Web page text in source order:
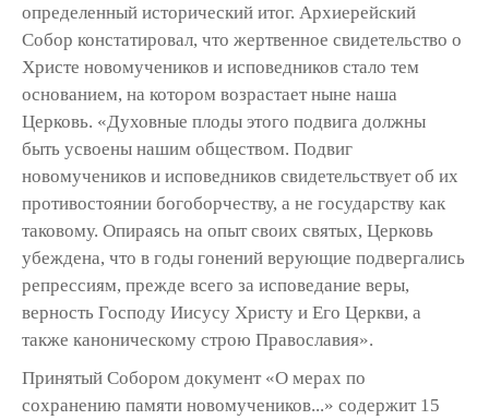
определенный исторический итог. Архиерейский
Собор констатировал, что жертвенное свидетельство о
Христе новомучеников и исповедников стало тем
основанием, на котором возрастает ныне наша
Церковь. «Духовные плоды этого подвига должны
быть усвоены нашим обществом. Подвиг
новомучеников и исповедников свидетельствует об их
противостоянии богоборчеству, а не государству как
таковому. Опираясь на опыт своих святых, Церковь
убеждена, что в годы гонений верующие подвергались
репрессиям, прежде всего за исповедание веры,
верность Господу Иисусу Христу и Его Церкви, а
также каноническому строю Православия».
Принятый Собором документ «О мерах по
сохранению памяти новомучеников...» содержит 15